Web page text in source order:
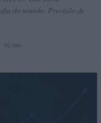
do mundo. Previsão de
· 10 min